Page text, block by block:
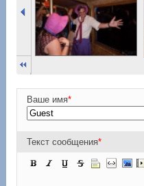
Ваше имя*
Текст сообщения*